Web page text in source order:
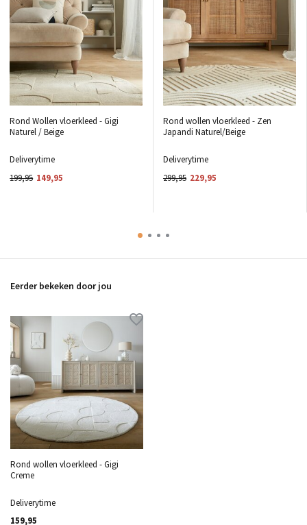
Rond Wollen vloerkleed - Gigi
Naturel / Beige
Deliverytime
199,95 149,95
Rond wollen vloerkleed - Zen
Japandi Naturel/Beige
Deliverytime
299,95 229,95
Eerder bekeken door jou
Rond wollen vloerkleed - Gigi
Creme
Deliverytime
159,95